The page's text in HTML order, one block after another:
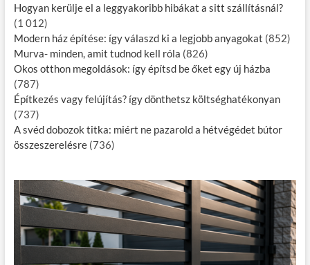
Hogyan kerülje el a leggyakoribb hibákat a sitt szállításnál?
(1 012)
Modern ház építése: így válaszd ki a legjobb anyagokat (852)
Murva- minden, amit tudnod kell róla (826)
Okos otthon megoldások: így építsd be őket egy új házba
(787)
Építkezés vagy felújítás? így dönthetsz költséghatékonyan
(737)
A svéd dobozok titka: miért ne pazarold a hétvégédet bútor
összeszerelésre (736)